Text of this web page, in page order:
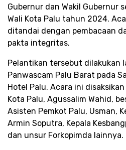
Gubernur dan Wakil Gubernur
Wali Kota Palu tahun 2024.
ditandai dengan pembacaan
pakta integritas.
Pelantikan tersebut dilakukan
Panwascam Palu Barat pada
Hotel Palu. Acara ini
Kota Palu, Agussalim Wahid,
Asisten Pemkot Palu, Usman,
Armin Soputra, Kepala
dan unsur Forkopimda lainnya.